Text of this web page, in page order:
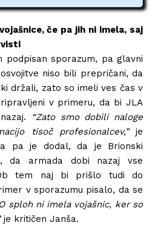
če pa jih ni imela, saj
podpisan sporazum, pa glavni
niso bili prepričani, da
držali, zato so imeli ves čas v
v primeru, da bi JLA
“Zato smo dobili naloge
tisoč profesionalcev,”je
pa je dodal, da je Brionski
da armada dobi nazaj vse
tem naj bi prišlo tudi do
v sporazumu pisalo, da se
sploh ni imela vojašnic, ker so
je kritičen Janša.